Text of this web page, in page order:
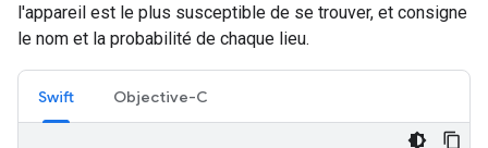
l'appareil est le plus susceptible de se trouver, et consigne
le nom et la probabilité de chaque lieu.
Swift Objective-C